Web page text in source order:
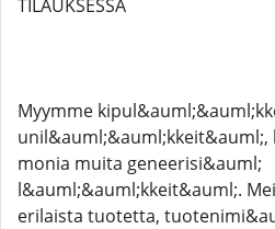
TILAUKSESSA
Myymme
monia muita geneerisi&auml;
l&auml;&auml;kkeit&auml;.
erilaista tuotetta,